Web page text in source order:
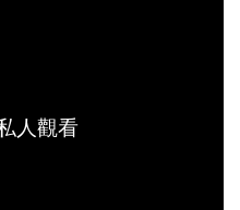
人觀看